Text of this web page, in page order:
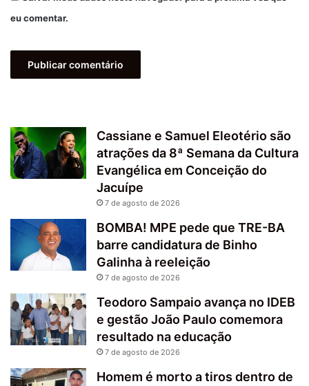
eu comentar.
Cassiane e Samuel Eleotério são
atrações da 8ª Semana da Cultura
Evangélica em Conceição do
Jacuípe
7 de agosto de 2026
BOMBA! MPE pede que TRE-BA
barre candidatura de Binho
Galinha à reeleição
7 de agosto de 2026
Teodoro Sampaio avança no IDEB
e gestão João Paulo comemora
resultado na educação
7 de agosto de 2026
Homem é morto a tiros dentro de